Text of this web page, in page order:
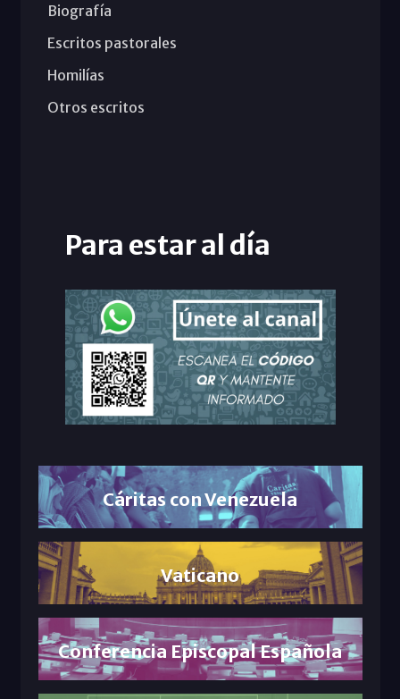
Biografía
Escritos pastorales
Homilías
Otros escritos
Para estar al día
Cáritas con Venezuela
Vaticano
Conferencia Episcopal Española